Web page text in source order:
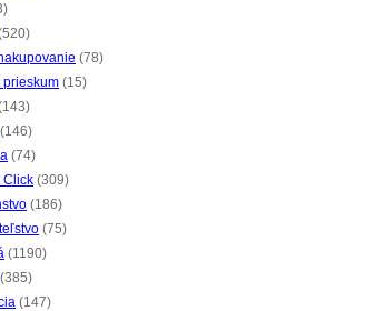
(78)
prieskum (15)
(146)
(74)
Click (309)
(186)
(75)
(1190)
(147)